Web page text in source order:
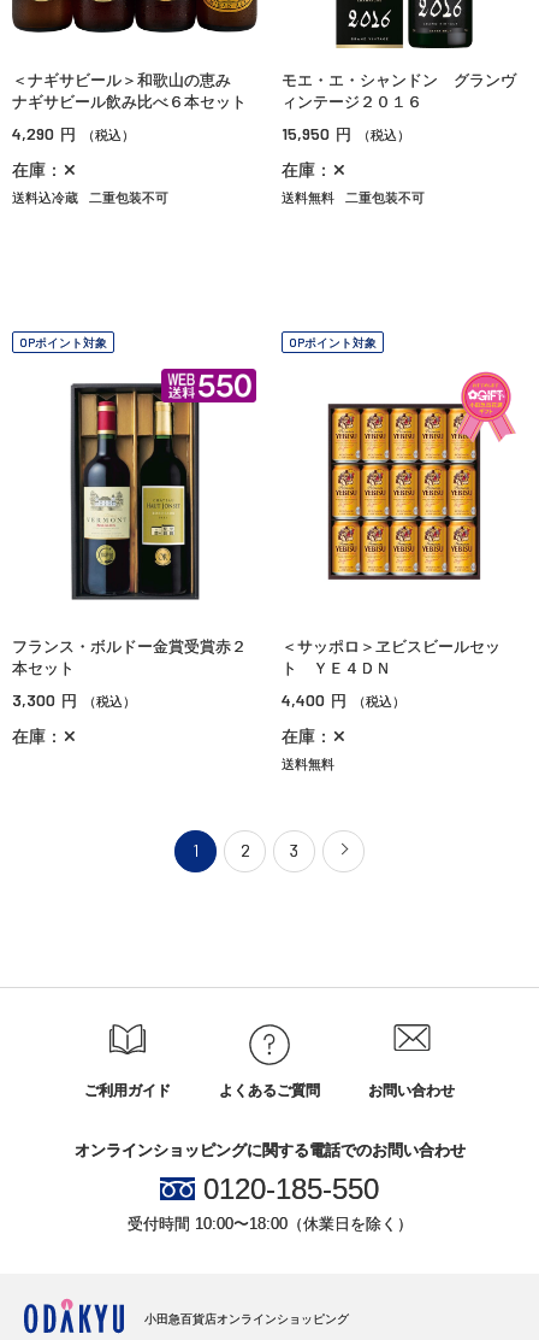
＜ナギサビール＞和歌山の恵み
ナギサビール飲み比べ６本セット
4,290 円 （税込）
在庫：✕
送料込冷蔵 二重包装不可
モエ・エ・シャンドン グランヴ
ィンテージ２０１６
15,950 円 （税込）
在庫：✕
送料無料 二重包装不可
OPポイント対象
フランス・ボルドー金賞受賞赤２
本セット
3,300 円 （税込）
在庫：✕
OPポイント対象
＜サッポロ＞ヱビスビールセッ
ト ＹＥ４ＤＮ
4,400 円 （税込）
在庫：✕
送料無料
1 2 3
ご利用ガイド よくあるご質問 お問い合わせ
オンラインショッピングに関する電話でのお問い合わせ
0120-185-550
受付時間 10:00〜18:00（休業日を除く）
小田急百貨店オンラインショッピング